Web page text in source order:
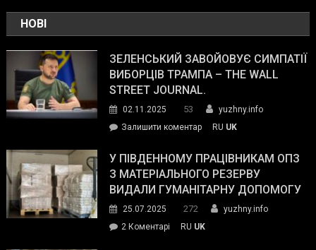
НОВІ
ЗЕЛЕНСЬКИЙ ЗАВОЙОВУЄ СИМПАТІЇ
ВИБОРЦІВ ТРАМПА – THE WALL
STREET JOURNAL.
02.11.2025 53
yuzhny.info
Залишити коментарon
завойовує
симпатії
виборців
The
RU UK
У ПІВДЕННОМУ ПРАЦІВНИКАМ ОПЗ
З МАТЕРІАЛЬНОГО РЕЗЕРВУ
ВИДАЛИ ГУМАНІТАРНУ ДОПОМОГУ
25.07.2025 272
yuzhny.info
2 Коментарі
RU UK